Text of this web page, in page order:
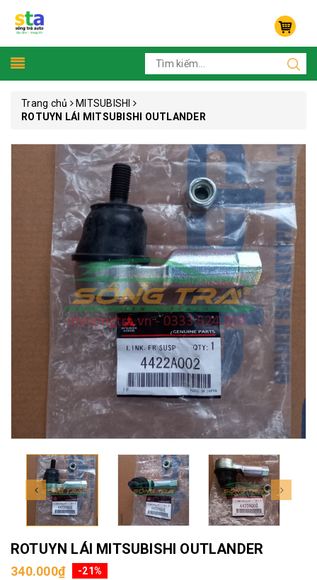
Trang chủ
MITSUBISHI
ROTUYN LÁI MITSUBISHI OUTLANDER
ROTUYN LÁI MITSUBISHI OUTLANDER
340.000₫ -21%